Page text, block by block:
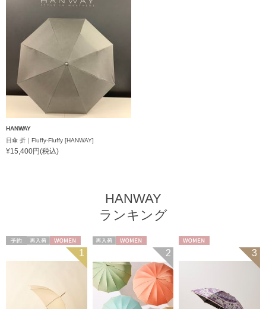
HANWAY
日傘 折｜Fluffy-Fluffy [HANWAY]
¥15,400円(税込)
HANWAY
ランキング
WOMEN 1 2 3